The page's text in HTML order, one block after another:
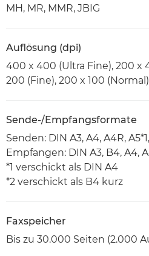
MH, MR, MMR, JBIG
Auflösung (dpi)
400 x 400 (Ultra Fine), 200 x
200 (Fine), 200 x 100 (Normal)
Sende-/Empfangsformate
Senden: DIN A3, A4, A4R,
Empfangen: DIN A3, B4, A4,
*1 verschickt als DIN A4
*2 verschickt als B4 kurz
Faxspeicher
Bis zu 30.000 Seiten (2.000